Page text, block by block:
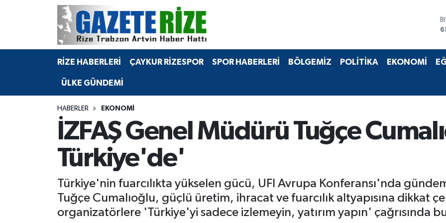
RİZE HABERLERİ ÇAYKUR RİZESPOR SPOR HABERLERİ BÖLGEMİZ POLİTİKA EKONOMİ
ÜLKE GÜNDEMİ
HABERLER EKONOMİ
İZFAŞ Genel Müdürü Tuğçe
Türkiye'de'
Türkiye'nin fuarcılıkta yükselen gücü, UFI Avrupa Konferansı'nda
Tuğçe Cumalıoğlu, güçlü üretim, ihracat ve fuarcılık altyapısına dikkat
organizatörlere 'Türkiye'yi sadece izlemeyin, yatırım yapın' çağrısında
BÖLGEMİZ
Bilim Teknoloji
Advertising news
Canlı Maç
Merkez Nöbetçi Eczaneler
Merkez Hava Durumu
Merkez Trafik Yoğunluk Haritası
Tüm Manşetler
Son Dakika Haberleri
Haber Arşivi